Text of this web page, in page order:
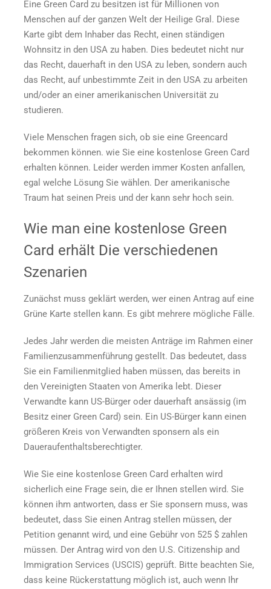
kann
ich
eine
kostenlose
Card
erhalten?
Eine Green Card zu besitzen ist für Millionen von
Menschen auf der ganzen Welt der Heilige Gral. Diese
Karte gibt dem Inhaber das Recht, einen ständigen
Wohnsitz in den USA zu haben. Dies bedeutet nicht nur
das Recht, dauerhaft in den USA zu leben, sondern auch
das Recht, auf unbestimmte Zeit in den USA zu arbeiten
und/oder an einer amerikanischen Universität zu
studieren.
Viele Menschen fragen sich, ob sie eine Greencard
bekommen können. wie Sie eine kostenlose Green Card
erhalten können. Leider werden immer Kosten anfallen,
egal welche Lösung Sie wählen. Der amerikanische
Traum hat seinen Preis und der kann sehr hoch sein.
Wie man eine kostenlose Green
Card erhält Die verschiedenen
Szenarien
Zunächst muss geklärt werden, wer einen Antrag auf eine
Grüne Karte stellen kann. Es gibt mehrere mögliche Fälle.
Jedes Jahr werden die meisten Anträge im Rahmen einer
Familienzusammenführung gestellt. Das bedeutet, dass
Sie ein Familienmitglied haben müssen, das bereits in
den Vereinigten Staaten von Amerika lebt. Dieser
Verwandte kann US-Bürger oder dauerhaft ansässig (im
Besitz einer Green Card) sein. Ein US-Bürger kann einen
größeren Kreis von Verwandten sponsern als ein
Daueraufenthaltsberechtigter.
Wie Sie eine kostenlose Green Card erhalten wird
sicherlich eine Frage sein, die er Ihnen stellen wird. Sie
können ihm antworten, dass er Sie sponsern muss, was
bedeutet, dass Sie einen Antrag stellen müssen, der
Petition genannt wird, und eine Gebühr von 525 $ zahlen
müssen. Der Antrag wird von den U.S. Citizenship and
Immigration Services (USCIS) geprüft. Bitte beachten Sie,
dass keine Rückerstattung möglich ist, auch wenn Ihr